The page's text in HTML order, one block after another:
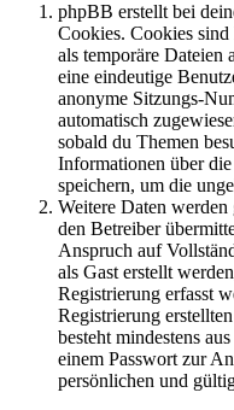
phpBB erstellt bei
Cookies. Cookies
als temporäre Dateien
eine eindeutige
anonyme Sitzungs-
automatisch
sobald du Themen
Informationen über
speichern, um die
Weitere Daten
den Betreiber
Anspruch auf
als Gast erstellt
Registrierung erfasst
Registrierung
besteht mindestens
einem Passwort zur
persönlichen und